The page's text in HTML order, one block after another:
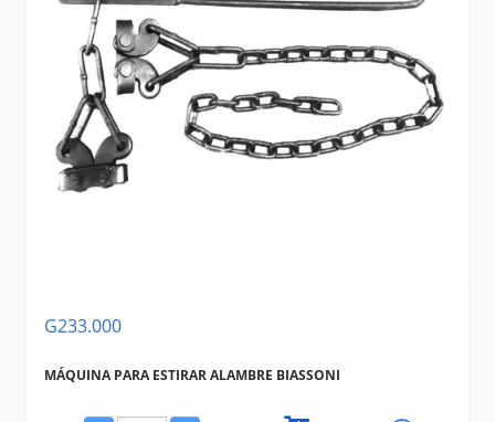
G233.000
MÁQUINA PARA ESTIRAR ALAMBRE BIASSONI